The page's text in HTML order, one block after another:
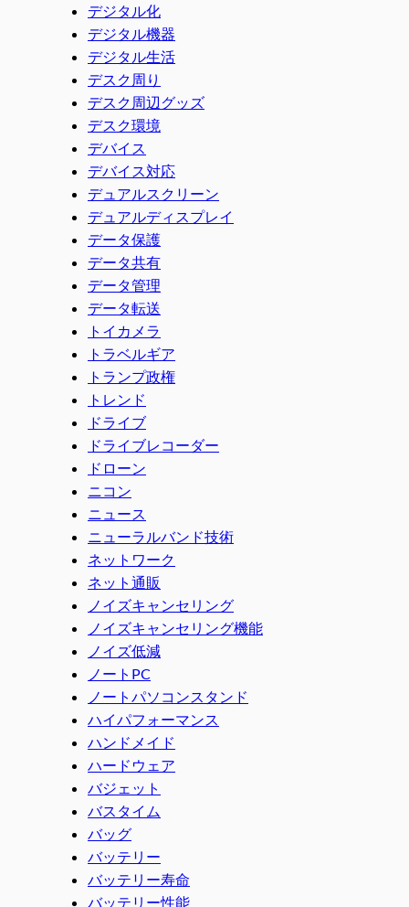
デジタル化
デジタル機器
デジタル生活
デスク周り
デスク周辺グッズ
デスク環境
デバイス
デバイス対応
デュアルスクリーン
デュアルディスプレイ
データ保護
データ共有
データ管理
データ転送
トイカメラ
トラベルギア
トランプ政権
トレンド
ドライブ
ドライブレコーダー
ドローン
ニコン
ニュース
ニューラルバンド技術
ネットワーク
ネット通販
ノイズキャンセリング
ノイズキャンセリング機能
ノイズ低減
ノートPC
ノートパソコンスタンド
ハイパフォーマンス
ハンドメイド
ハードウェア
バジェット
バスタイム
バッグ
バッテリー
バッテリー寿命
バッテリー性能